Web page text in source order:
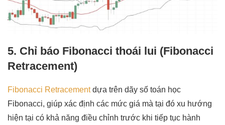
5. Chỉ báo Fibonacci thoái lui (Fibonacci
Retracement)
Fibonacci Retracementdựa trên dãy số toán học
Fibonacci, giúp xác định các mức giá mà tại đó xu hướng
hiện tại có khả năng điều chỉnh trước khi tiếp tục hành